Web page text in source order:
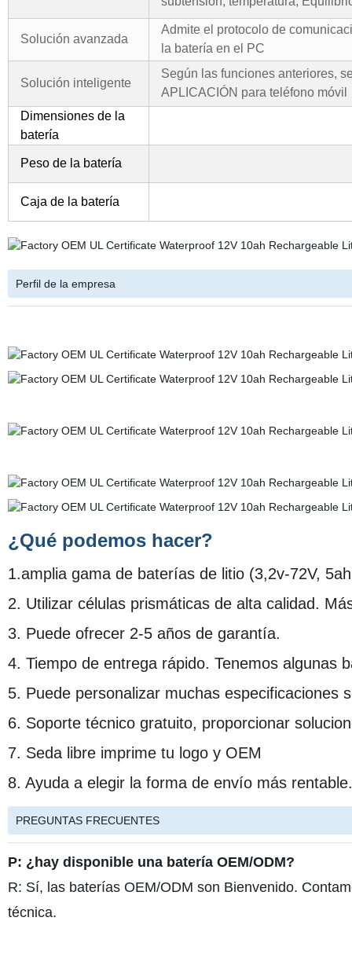
Solución avanzada
Admite el protocolo de
la batería en el PC
Solución inteligente
Según las funciones anteriores,
APLICACIÓN para teléfono móvil
Dimensiones de la
batería
Peso de la batería
Caja de la batería
Perfil de la empresa
¿Qué podemos hacer?
1.amplia gama de baterías de litio (3,2v-72V,
2. Utilizar células prismáticas de alta calidad.
3. Puede ofrecer 2-5 años de garantía.
4. Tiempo de entrega rápido. Tenemos algunas
5. Puede personalizar muchas especificaciones
6. Soporte técnico gratuito, proporcionar
7. Seda libre imprime tu logo y OEM
8. Ayuda a elegir la forma de envío más rentable.
PREGUNTAS FRECUENTES
P: ¿hay disponible una batería OEM/ODM?
R: Sí, las baterías OEM/ODM son Bienvenido.
técnica.